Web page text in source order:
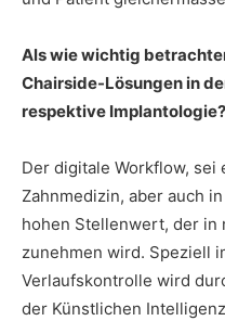
Als wie wichtig
Chairside-Lösungen in
respektive Implantologie?
Der digitale Workflow, sei
Zahnmedizin, aber auch
hohen Stellenwert, der in
zunehmen wird. Speziell
Verlaufskontrolle wird
der Künstlichen